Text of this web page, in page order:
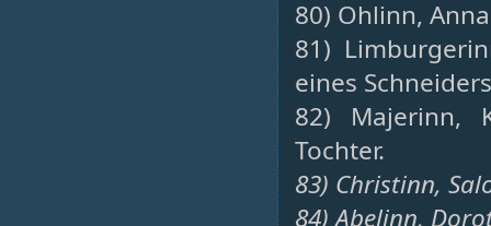
80) Ohlinn,
81)
eines
82) Majerinn,
Tochter.
83) Christinn,
84) Abelinn,